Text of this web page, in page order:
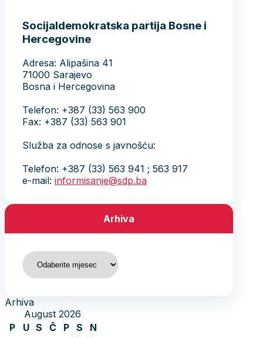
Socijaldemokratska partija Bosne i
Hercegovine
Adresa: Alipašina 41
71000 Sarajevo
Bosna i Hercegovina
Telefon: +387 (33) 563 900
Fax: +387 (33) 563 901
Služba za odnose s javnošću:
Telefon: +387 (33) 563 941 ; 563 917
e-mail: informisanje@sdp.ba
Arhiva
Arhiva
Arhiva
August 2026
P
U S Č P S
N